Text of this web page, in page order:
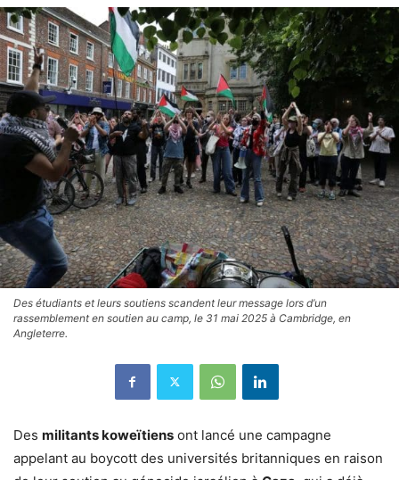
Des étudiants et leurs soutiens scandent leur message lors d’un
rassemblement en soutien au camp, le 31 mai 2025 à Cambridge, en
Angleterre.
Des militants koweïtiens ont lancé une campagne
appelant au boycott des universités britanniques en raison